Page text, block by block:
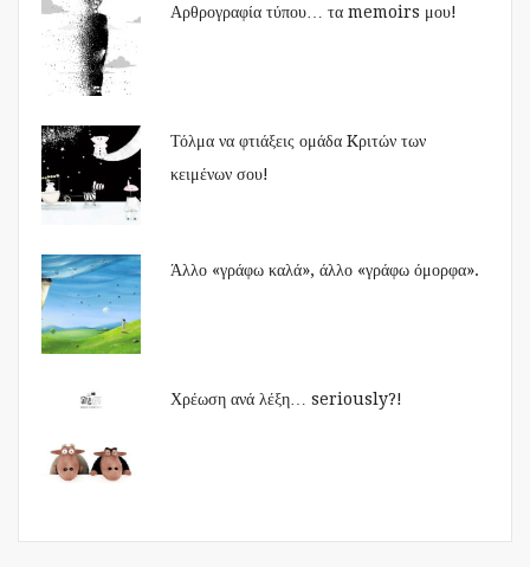
Αρθρογραφία τύπου… τα memoirs μου!
Τόλμα να φτιάξεις ομάδα Kριτών των
κειμένων σου!
Άλλο «γράφω καλά», άλλο «γράφω όμορφα».
Χρέωση ανά λέξη… seriously?!